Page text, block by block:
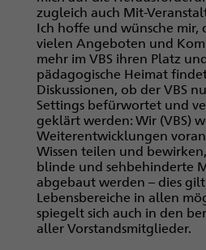
zugleich auch Mit-
Ich hoffe und wünsche mir,
vielen Angeboten und
mehr im VBS ihren Platz
pädagogische Heimat
Diskussionen, ob der VBS
Settings befürwortet und
geklärt werden: Wir (VBS)
Weiterentwicklungen
Wissen teilen und
blinde und sehbehinderte
abgebaut werden – dies
Lebensbereiche in allen
spiegelt sich auch in den
aller Vorstandsmitglieder.